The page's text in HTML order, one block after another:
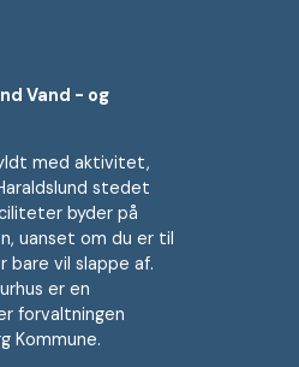
Vand - og
med aktivitet,
stedet
byder på
uanset om du er til
bare vil slappe af.
er en
forvaltningen
Kommune.